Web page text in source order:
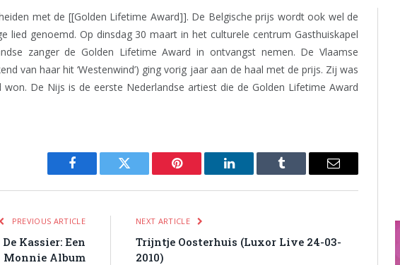
met de [[Golden Lifetime Award]]. De Belgische prijs wordt ook wel de
lied genoemd. Op dinsdag 30 maart in het culturele centrum Gasthuiskapel
zanger de Golden Lifetime Award in ontvangst nemen. De Vlaamse
van haar hit ‘Westenwind’) ging vorig jaar aan de haal met de prijs. Zij was
De Nijs is de eerste Nederlandse artiest die de Golden Lifetime Award
Facebook Twitter Pinterest LinkedIn Tumblr Email
PREVIOUS ARTICLE
Kassier: Een
Monnie Album
NEXT ARTICLE
Trijntje Oosterhuis (Luxor Live 24-03-
2010)